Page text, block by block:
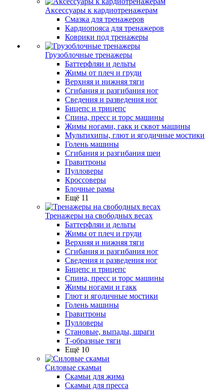
Аксессуары к кардиотренажерам
Смазка для тренажеров
Кардиопояса для тренажеров
Коврики под тренажеры
Грузоблочные тренажеры
Баттерфляи и дельты
Жимы от плеч и груди
Верхняя и нижняя тяги
Сгибания и разгибания ног
Сведения и разведения ног
Бицепс и трицепс
Спина, пресс и торс машины
Жимы ногами, гакк и сквот машины
Мультихипы, глют и ягодичные мостики
Голень машины
Сгибания и разгибания шеи
Гравитроны
Пулловеры
Кроссоверы
Блочные рамы
Ещё 11
Тренажеры на свободных весах
Баттерфляи и дельты
Жимы от плеч и груди
Верхняя и нижняя тяги
Сгибания и разгибания ног
Сведения и разведения ног
Бицепс и трицепс
Спина, пресс и торс машины
Жимы ногами и гакк
Глют и ягодичные мостики
Голень машины
Гравитроны
Пулловеры
Становые, выпады, шраги
Т-образные тяги
Ещё 10
Силовые скамьи
Скамьи для жима
Скамьи для пресса